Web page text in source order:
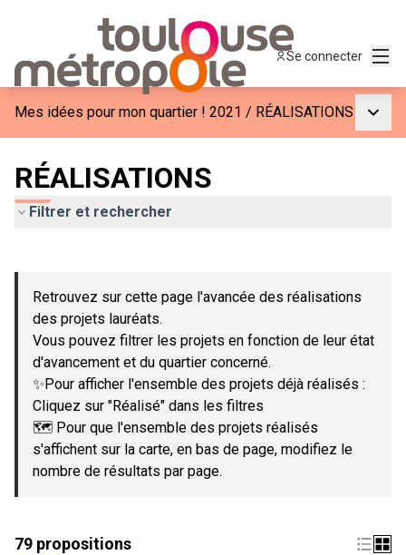
Se connecter
Mes idées pour mon quartier ! 2021 / RÉALISATIONS
RÉALISATIONS
Filtrer et rechercher
−
Retrouvez sur cette page l'avancée des réalisations
des projets lauréats.
Vous pouvez filtrer les projets en fonction de leur état
d'avancement et du quartier concerné.
✨Pour afficher l'ensemble des projets déjà réalisés :
Cliquez sur "Réalisé" dans les filtres
🗺️ Pour que l'ensemble des projets réalisés
s'affichent sur la carte, en bas de page, modifiez le
nombre de résultats par page.
79 propositions